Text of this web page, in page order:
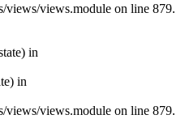
views/views.module on line 879.
in
in
views/views.module on line 879.